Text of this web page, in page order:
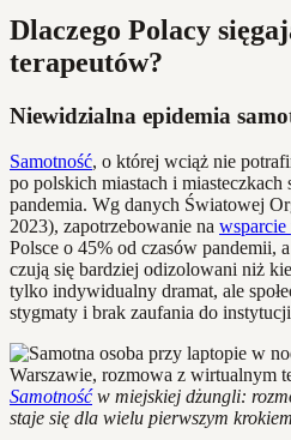
Dlaczego Polacy
terapeutów?
Niewidzialna epidemia
Samotność, o której wciąż nie
po polskich miastach i
pandemia. Wg danych Światowej
2023), zapotrzebowanie na
Polsce o 45% od czasów pandemii,
czują się bardziej odizolowani niż
tylko indywidualny dramat, ale
stygmaty i brak zaufania do
Samotnośćw miejskiej dżungli:
staje się dla wielu pierwszym